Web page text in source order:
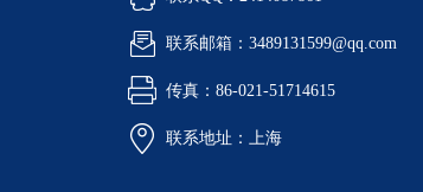
联系邮箱：3489131599@qq.com
传真：86-021-51714615
联系地址：上海